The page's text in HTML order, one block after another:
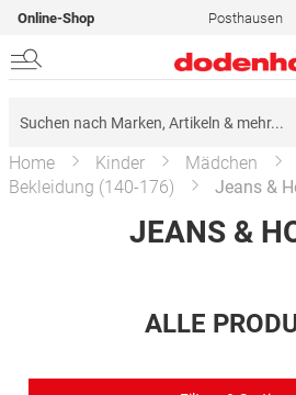
Online-Shop Posthausen
Home Kinder
Mädchen
Bekleidung (140-176)
Jeans &
JEANS &
ALLE